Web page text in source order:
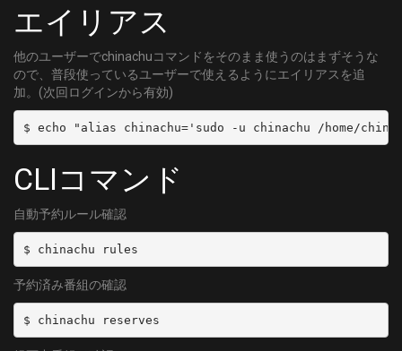
エイリアス
他のユーザーでchinachuコマンドをそのまま使うのはまずそうな
ので、普段使っているユーザーで使えるようにエイリアスを追
加。(次回ログインから有効)
$ echo "alias chinachu='sudo -u chinachu /home/
CLIコマンド
自動予約ルール確認
$ chinachu rules
予約済み番組の確認
$ chinachu reserves